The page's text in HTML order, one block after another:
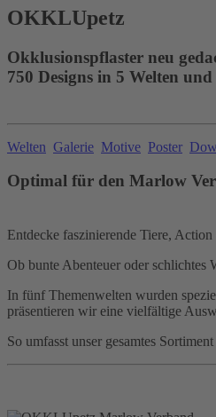
OKKLUpetz
Okklusionspflaster neu
750 Designs in 5 Welten
Welten Galerie Motive Poster
Optimal für den Marlow
Entdecke faszinierende Tiere,
Ob bunte Abenteuer oder schlichtes
In fünf Themenwelten wurden
präsentieren wir eine vielfältige
So umfasst unser gesamtes